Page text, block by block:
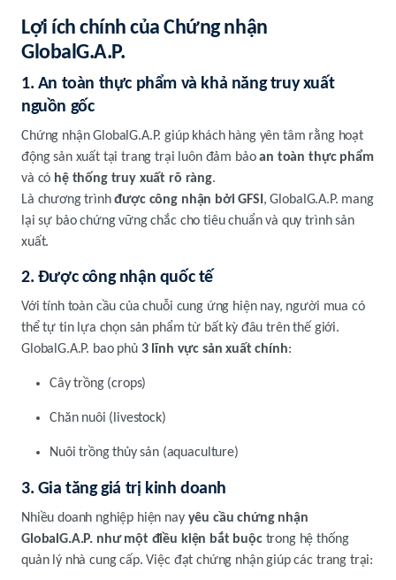
Lợi ích chính của Chứng nhận
GlobalG.A.P.
1. An toàn thực phẩm và khả năng truy xuất
nguồn gốc
Chứng nhận GlobalG.A.P. giúp khách hàng yên tâm rằng hoạt
động sản xuất tại trang trại luôn đảm bảoan toàn thực phẩm
và có hệ thống truy xuất rõ ràng.
Là chương trìnhđược công nhận bởi GFSI , GlobalG.A.P. mang
lại sự bảo chứng vững chắc cho tiêu chuẩn và quy trình sản
xuất.
2. Được công nhận quốc tế
Với tính toàn cầu của chuỗi cung ứng hiện nay, người mua có
thể tự tin lựa chọn sản phẩm từ bất kỳ đâu trên thế giới.
GlobalG.A.P. bao phủ 3 lĩnh vực sản xuất chính:
Cây trồng (crops)
Chăn nuôi (livestock)
Nuôi trồng thủy sản (aquaculture)
3. Gia tăng giá trị kinh doanh
Nhiều doanh nghiệp hiện nay yêu cầu chứng nhận
GlobalG.A.P. như một điều kiện bắt buộctrong hệ thống
quản lý nhà cung cấp. Việc đạt chứng nhận giúp các trang trại: